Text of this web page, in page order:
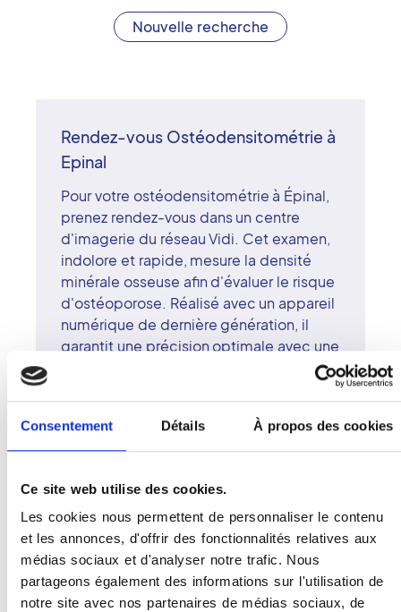
Consentement Détails À propos des cookies
Ce site web utilise des cookies.
Les cookies nous permettent de personnaliser le contenu
et les annonces, d'offrir des fonctionnalités relatives aux
médias sociaux et d'analyser notre trafic. Nous
partageons également des informations sur l'utilisation de
notre site avec nos partenaires de médias sociaux, de
Nouvelle recherche
Rendez-vous Ostéodensitométrie à
Epinal
Pour votre ostéodensitométrie à Épinal,
prenez rendez-vous dans un centre
d'imagerie du réseau Vidi. Cet examen,
indolore et rapide, mesure la densité
minérale osseuse afin d'évaluer le risque
d'ostéoporose. Réalisé avec un appareil
numérique de dernière génération, il
garantit une précision optimale avec une
scientifique et écoute. Le réseau Vidi
défend une imagerie moderne, centrée
bienveillance. À Épinal, technologie,
prévention et accompagnement humain
se rejoignent pour une prise en charge
de confiance.